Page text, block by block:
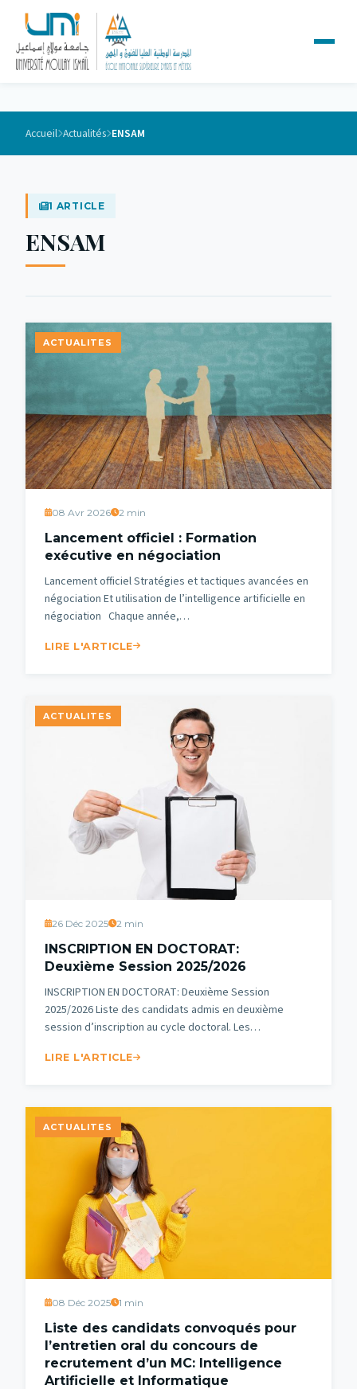
Accueil Actualités ENSAM
1 ARTICLE
ENSAM
ACTUALITES
08 Avr 2026 2 min
Lancement officiel : Formation
exécutive en négociation
Lancement officiel Stratégies et tactiques avancées en
négociation Et utilisation de l’intelligence artificielle en
négociation Chaque année,…
LIRE L'ARTICLE
ACTUALITES
26 Déc 2025 2 min
INSCRIPTION EN DOCTORAT:
Deuxième Session 2025/2026
INSCRIPTION EN DOCTORAT: Deuxième Session
2025/2026 Liste des candidats admis en deuxième
session d’inscription au cycle doctoral. Les…
LIRE L'ARTICLE
ACTUALITES
08 Déc 2025 1 min
Liste des candidats convoqués pour
l’entretien oral du concours de
recrutement d’un MC: Intelligence
Artificielle et Informatique